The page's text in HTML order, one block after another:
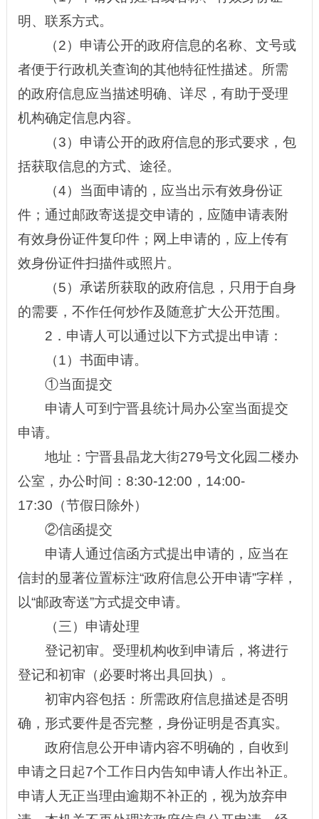
明、联系方式。
（2）申请公开的政府信息的名称、文号或
者便于行政机关查询的其他特征性描述。所需
的政府信息应当描述明确、详尽，有助于受理
机构确定信息内容。
（3）申请公开的政府信息的形式要求，包
括获取信息的方式、途径。
（4）当面申请的，应当出示有效身份证
件；通过邮政寄送提交申请的，应随申请表附
有效身份证件复印件；网上申请的，应上传有
效身份证件扫描件或照片。
（5）承诺所获取的政府信息，只用于自身
的需要，不作任何炒作及随意扩大公开范围。
2．申请人可以通过以下方式提出申请：
（1）书面申请。
①当面提交
申请人可到宁晋县统计局办公室当面提交
申请。
地址：宁晋县晶龙大街279号文化园二楼办
公室，办公时间：8:30-12:00，14:00-
17:30（节假日除外）
②信函提交
申请人通过信函方式提出申请的，应当在
信封的显著位置标注“政府信息公开申请”字样，
以“邮政寄送”方式提交申请。
（三）申请处理
登记初审。 受理机构收到申请后，将进行
登记和初审（必要时将出具回执）。
初审内容包括：所需政府信息描述是否明
确，形式要件是否完整，身份证明是否真实。
政府信息公开申请内容不明确的，自收到
申请之日起7个工作日内告知申请人作出补正。
申请人无正当理由逾期不补正的，视为放弃申